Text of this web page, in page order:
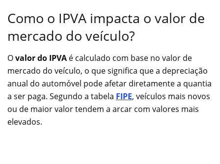
Como o IPVA impacta o valor de
mercado do veículo?
Ovalor do IPVA é calculado com base no valor de
mercado do veículo, o que significa que a depreciação
anual do automóvel pode afetar diretamente a quantia
a ser paga. Segundo a tabela FIPE, veículos mais novos
ou de maior valor tendem a arcar com valores mais
elevados.